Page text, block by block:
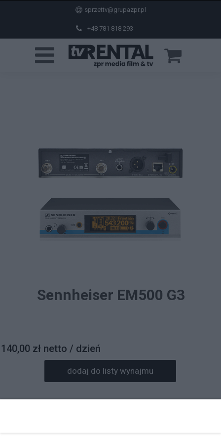
+48 781 818 293
sprzettv@grupazpr.pl
dodaj do listy wynajmu
Sennheiser EM500 G3
140,00 zł netto / dzień